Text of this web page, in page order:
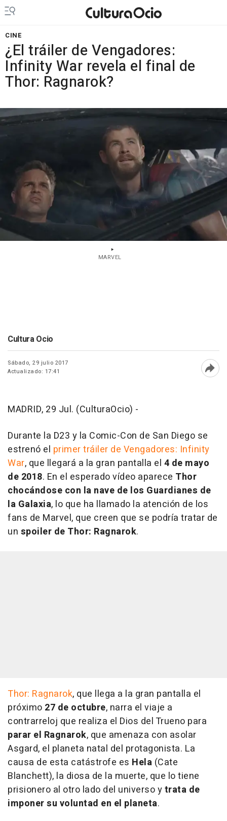
CINE
¿El tráiler de Vengadores:
Infinity War revela el final de
Thor: Ragnarok?
MARVEL
Cultura Ocio
Sábado, 29 julio 2017
Actualizado: 17:41
MADRID, 29 Jul. (CulturaOcio) -
Durante la D23 y la Comic-Con de San Diego se
estrenó el primer tráiler de Vengadores: Infinity
War, que llegará a la gran pantalla el 4 de mayo
de 2018. En el esperado vídeo aparece Thor
chocándose con la nave de los Guardianes de
la Galaxia, lo que ha llamado la atención de los
fans de Marvel, que creen que se podría tratar de
un spoiler de Thor: Ragnarok.
Thor: Ragnarok, que llega a la gran pantalla el
próximo 27 de octubre, narra el viaje a
contrarreloj que realiza el Dios del Trueno para
parar el Ragnarok, que amenaza con asolar
Asgard, el planeta natal del protagonista. La
causa de esta catástrofe es Hela (Cate
Blanchett), la diosa de la muerte, que lo tiene
prisionero al otro lado del universo ytrata de
imponer su voluntad en el planeta.